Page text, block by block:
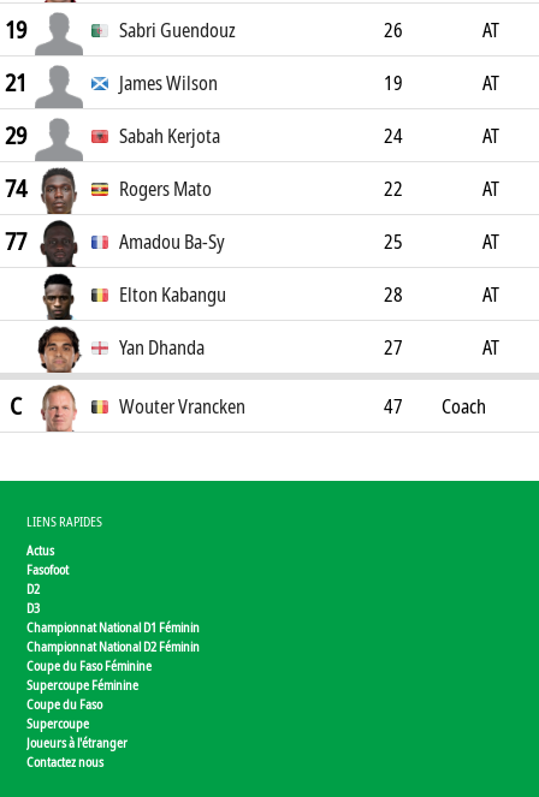
19 Sabri Guendouz 26 AT
21 James Wilson 19 AT
29 Sabah Kerjota 24 AT
74 Rogers Mato 22 AT
77 Amadou Ba-Sy 25
AT
Elton Kabangu
28
AT
Yan Dhanda
27 AT
C Wouter Vrancken 47 Coach
LIENS RAPIDES
Actus
Fasofoot
D2
D3
Championnat National D1 Féminin
Championnat National D2 Féminin
Coupe du Faso Féminine
Supercoupe Féminine
Coupe du Faso
Supercoupe
Joueurs à l'étranger
Contactez nous